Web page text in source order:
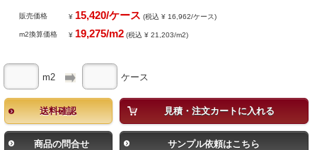
販売価格 ¥ 15,420/ケース (税込 ¥ 16,962/ケース)
m2換算価格 ¥ 19,275/m2 (税込 ¥ 21,203/m2)
m2 ケース
送料確認 見積・注文カートに入れる
商品の問合せ サンプル依頼はこちら